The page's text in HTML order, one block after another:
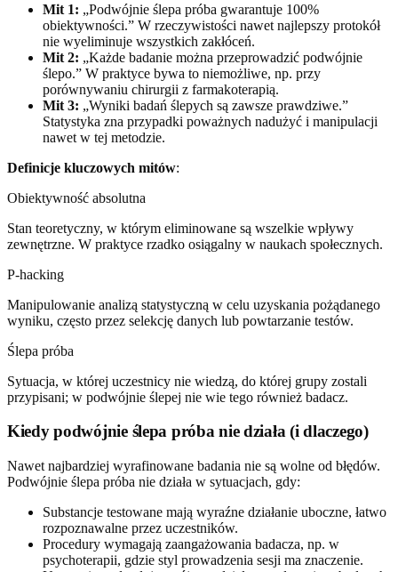
Mit 1: „Podwójnie ślepa próba gwarantuje 100%
obiektywności.” W rzeczywistości nawet najlepszy protokół
nie wyeliminuje wszystkich zakłóceń.
Mit 2: „Każde badanie można przeprowadzić podwójnie
ślepo.” W praktyce bywa to niemożliwe, np. przy
porównywaniu chirurgii z farmakoterapią.
Mit 3: „Wyniki badań ślepych są zawsze prawdziwe.”
Statystyka zna przypadki poważnych nadużyć i manipulacji
nawet w tej metodzie.
Definicje kluczowych mitów:
Obiektywność absolutna
Stan teoretyczny, w którym eliminowane są wszelkie wpływy
zewnętrzne. W praktyce rzadko osiągalny w naukach społecznych.
P-hacking
Manipulowanie analizą statystyczną w celu uzyskania pożądanego
wyniku, często przez selekcję danych lub powtarzanie testów.
Ślepa próba
Sytuacja, w której uczestnicy nie wiedzą, do której grupy zostali
przypisani; w podwójnie ślepej nie wie tego również badacz.
Kiedy podwójnie ślepa próba nie działa (i dlaczego)
Nawet najbardziej wyrafinowane badania nie są wolne od błędów.
Podwójnie ślepa próba nie działa w sytuacjach, gdy:
Substancje testowane mają wyraźne działanie uboczne, łatwo
rozpoznawalne przez uczestników.
Procedury wymagają zaangażowania badacza, np. w
psychoterapii, gdzie styl prowadzenia sesji ma znaczenie.